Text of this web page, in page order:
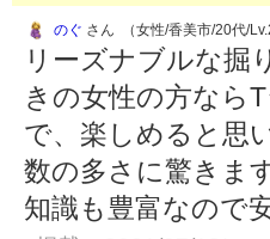
のぐ さん （女性/香美市/20代/
リーズナブルな掘
きの女性の方なら
で、楽しめると思
数の多さに驚きま
知識も豊富なので